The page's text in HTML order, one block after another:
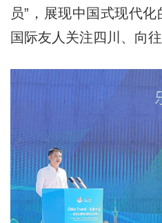
员”，展现中国式现代
国际友人关注四川、向